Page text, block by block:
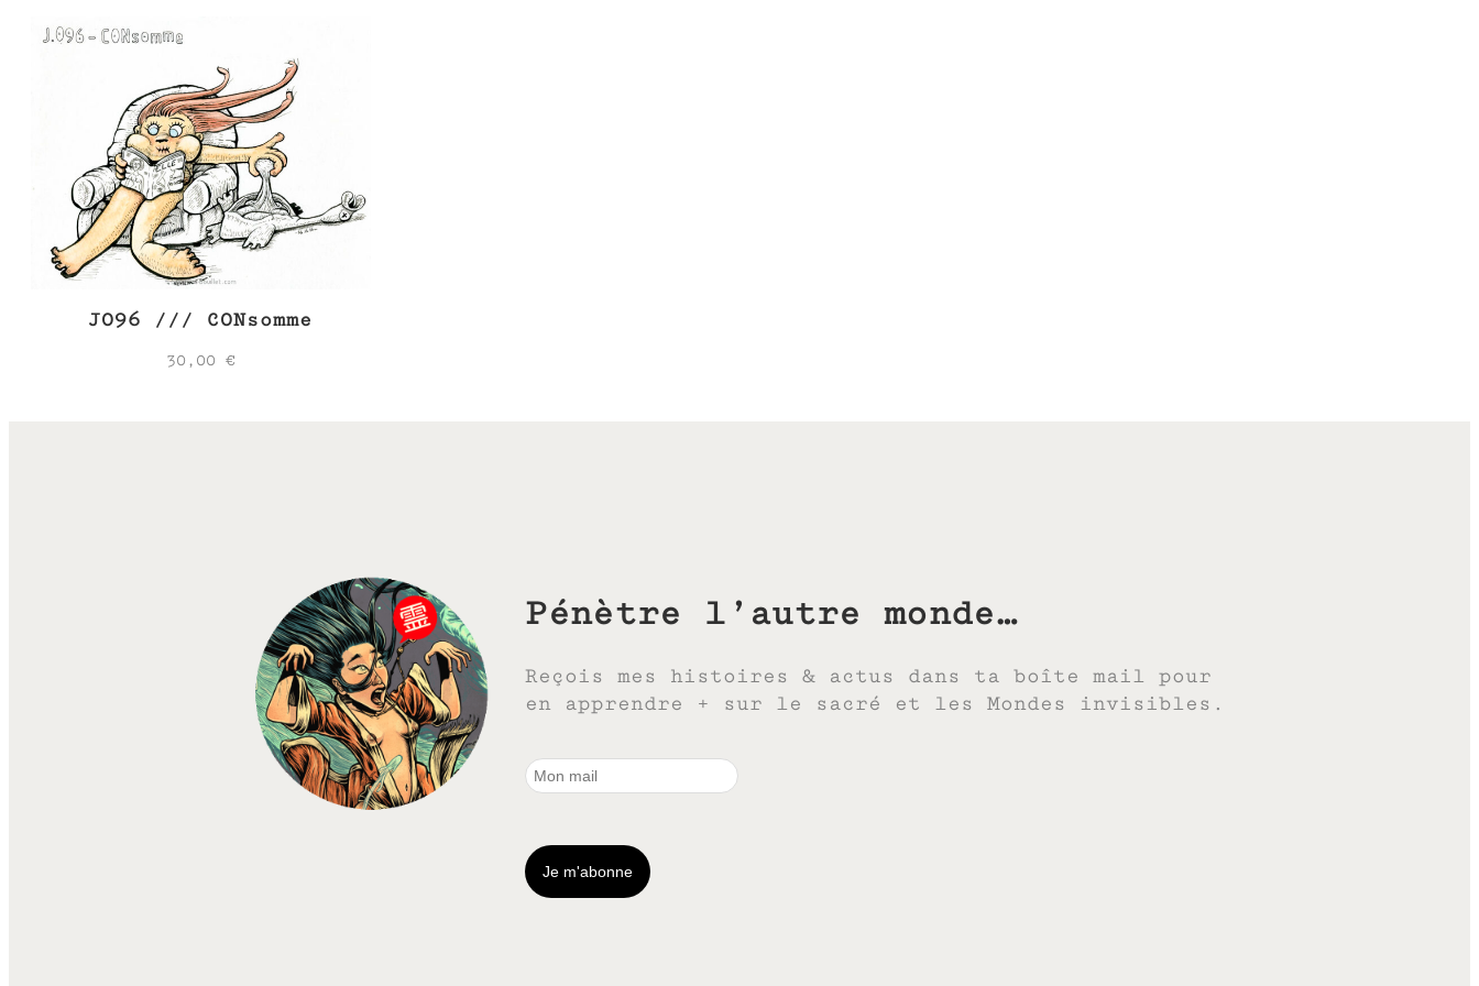
J096 /// CONsomme
30,00 €
Pénètre l’autre monde…
Reçois mes histoires & actus dans ta boîte mail pour
en apprendre + sur le sacré et les Mondes invisibles.